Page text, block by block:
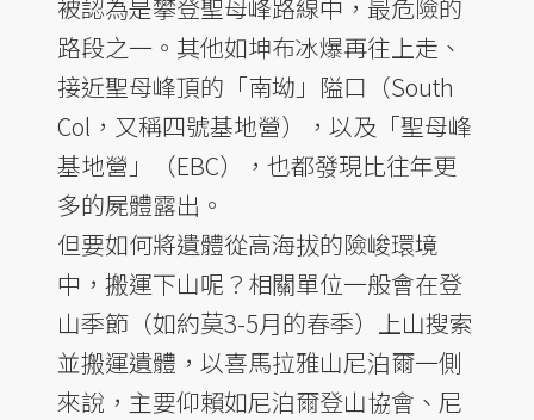
被認為是攀登聖母峰路線中，最危險的
路段之一。其他如坤布冰爆再往上走、
接近聖母峰頂的「南坳」隘口（South
Col，又稱四號基地營），以及「聖母峰
基地營」（EBC），也都發現比往年更
多的屍體露出。
但要如何將遺體從高海拔的險峻環境
中，搬運下山呢？相關單位一般會在登
山季節（如約莫3-5月的春季）上山搜索
並搬運遺體，以喜馬拉雅山尼泊爾一側
來說，主要仰賴如尼泊爾登山協會、尼